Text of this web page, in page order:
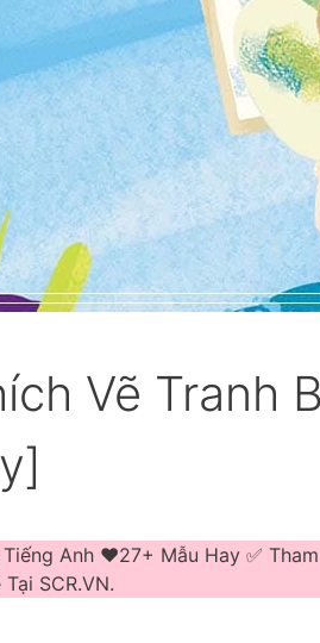
Vẽ Tranh
Anh ❤️️27+ Mẫu Hay ✅
SCR.VN.